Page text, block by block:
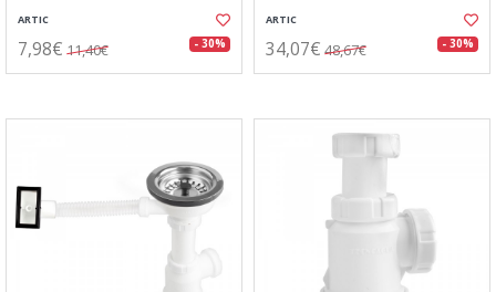
ARTIC
7,98€ 11,40€ - 30%
ARTIC
34,07€ 48,67€ - 30%